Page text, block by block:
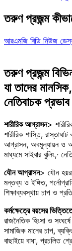
তরুণ প্রজন্ম
আরএমজি বিডি নিউজ
তরুণ প্রজন্ম
যা তাদের
নেতিবাচক
শারীরিক আগ্রাসন>
শারীরিক শাস্তি,
আগ্রাসন, অবমূল্যায়ন ও
মাধ্যমে সাইবার বুলিং,·
যৌন আগ্রাসন> যৌন
মন্তব্য ও ইঙ্গিত,
শিক্ষাব্যবস্থায় চাপ ও
কর্মক্ষেত্রে বয়সের
রাজনৈতিক হিংসা ও
সামাজিক মানের চাপ,
বাছাইয়ে বাধা, প্রচলিত